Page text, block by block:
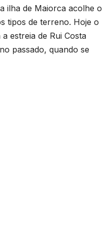
ilha de Maiorca acolhe o
tipos de terreno. Hoje o
estreia de Rui Costa
passado, quando se